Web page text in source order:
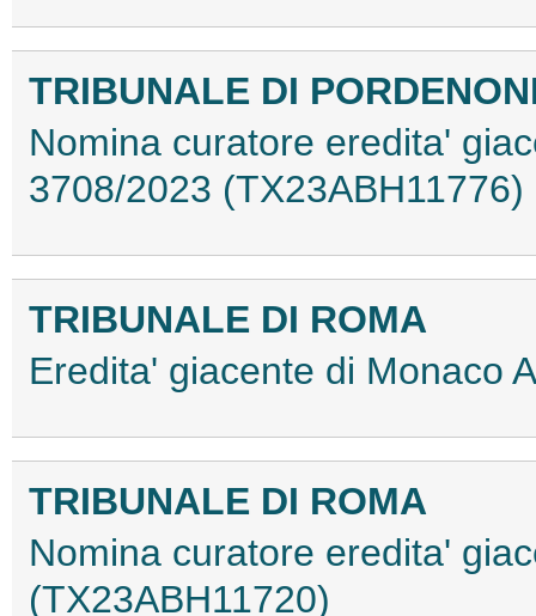
TRIBUNALE DI
Nomina curatore eredita'
3708/2023 (TX23ABH11776)
TRIBUNALE DI ROMA
Eredita' giacente di Monaco
TRIBUNALE DI ROMA
Nomina curatore eredita'
(TX23ABH11720)